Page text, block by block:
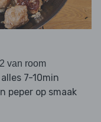
van room
7-10min
peper op smaak